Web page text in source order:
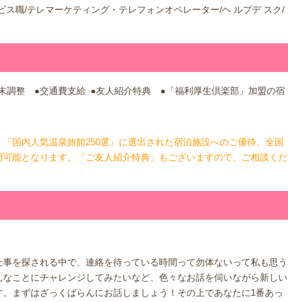
職/テレマーケティング・テレフォンオペレーター/ヘ ルプデ スク/
整 ●交通費支給 ●友人紹介特典 ●「福利厚生倶楽部」加盟の宿
国内人気温泉旅館250選」に選出された宿泊施設へのご優待、全国
能となります。「ご友人紹介特典」もございますので、ご相談くだ
を探される中で、連絡を待っている時間って勿体ないって私も思う
ことにチャレンジしてみたいなど、色々なお話を伺いながら新しい
まずはざっくばらんにお話しましょう！その上であなたに1番あっ